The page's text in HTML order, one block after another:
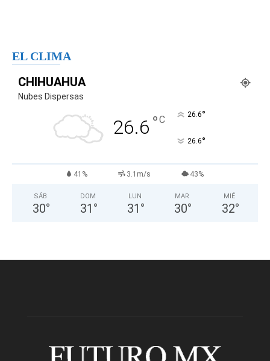
EL CLIMA
CHIHUAHUA
Nubes Dispersas
26.6 °C 26.6°
26.6°
41% 3.1m/s 43%
SÁB
30°
DOM
31 °
LUN
31 °
MAR
30°
MIÉ
32°